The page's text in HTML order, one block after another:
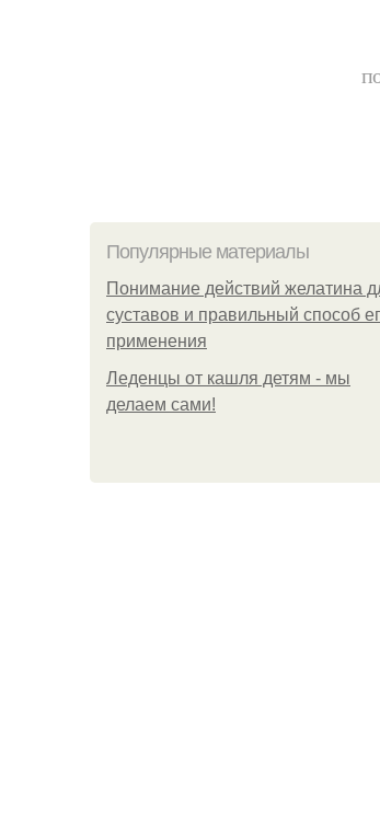
Популярные материалы
Понимание действий желатина
суставов и правильный способ
применения
Леденцы от кашля детям - мы
делаем сами!